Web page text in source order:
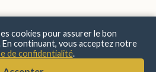
cookies pour assurer le bon
continuant, vous acceptez notre
de confidentialité.